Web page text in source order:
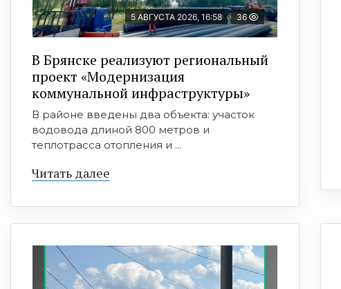
5 АВГУСТА 2026, 16:58 36
В Брянске реализуют региональный
проект «Модернизация
коммунальной инфраструктуры»
В районе введены два объекта: участок
водовода длиной 800 метров и
теплотрасса отопления и ...
Читать далее